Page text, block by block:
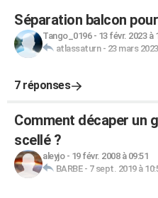
Séparation balcon
Tango_0196- 13 févr. 2023 à
atlassaturn- 23 mars
7 réponses
Comment décaper un
scellé ?
aleyjo- 19 févr. 2008 à 09:51
BARBE- 7 sept. 2019 à